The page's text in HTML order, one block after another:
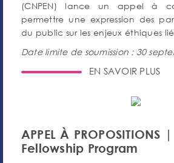
(CNPEN) lance un appel à
permettre une expression des
du public sur les enjeux éthiques
Date limite de soumission : 30
EN SAVOIR PLUS
APPEL À PROPOSITIONS
Fellowship Program